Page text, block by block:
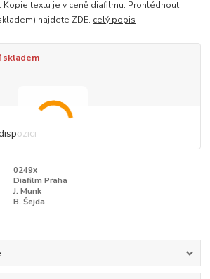
Kopie textu je v ceně diafilmu. Prohlédnout
najdete ZDE. celý popis
skladem
0249x
Diafilm Praha
J. Munk
B. Šejda